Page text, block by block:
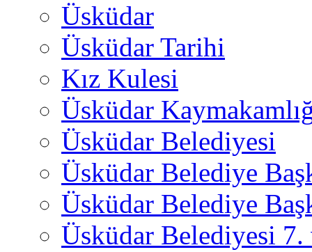
Üsküdar
Üsküdar Tarihi
Kız Kulesi
Üsküdar
Üsküdar Belediyesi
Üsküdar Belediye
Üsküdar Belediye
Üsküdar Belediyesi